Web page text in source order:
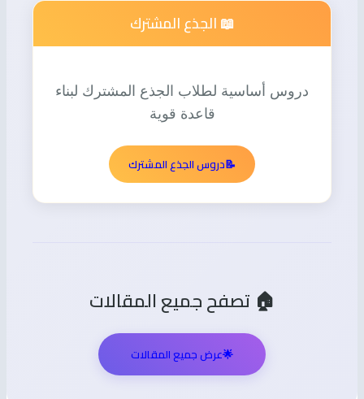
📖 الجذع المشترك
دروس أساسية لطلاب الجذع المشترك لبناء
قاعدة قوية
📝دروس الجذع المشترك
🏠 تصفح جميع المقالات
🌟عرض جميع المقالات